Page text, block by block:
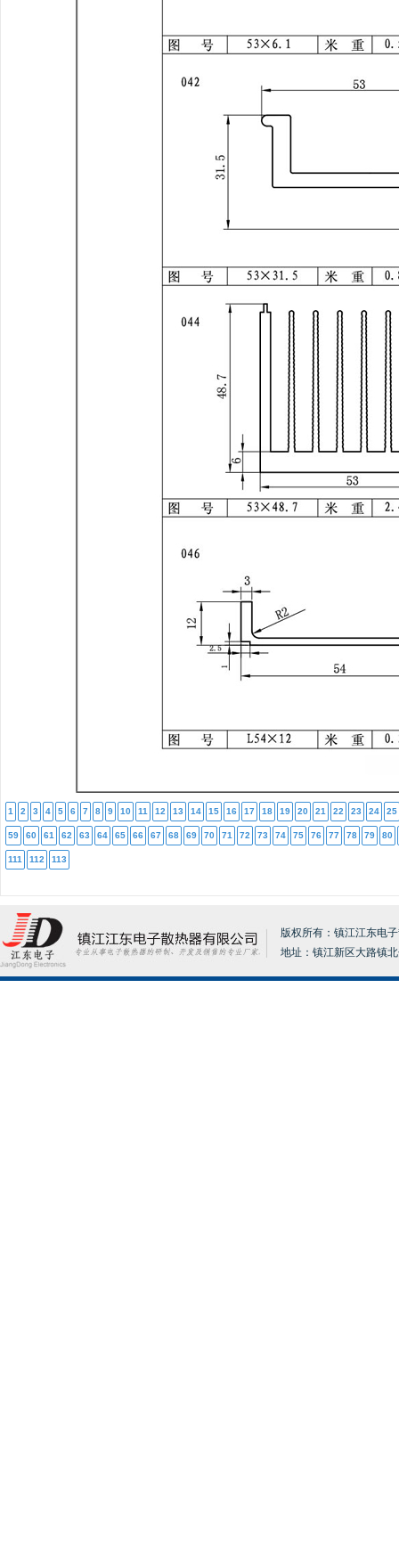
1 2 3 4 5 6 7 8 9 10 11 12 13 14 15 16 17 18 19 20 21 22 23 24 25
59 60 61 62 63 64 65 66 67 68 69 70 71 72 73 74 75 76 77 78 79 80
111 112 113
版权所有：镇江江东电
地址：镇江新区大路镇